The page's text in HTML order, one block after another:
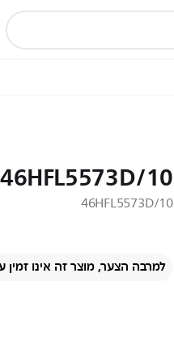
46HFL5573D/10
46HFL5573D/10
למרבה הצער, מוצר זה אינו זמין